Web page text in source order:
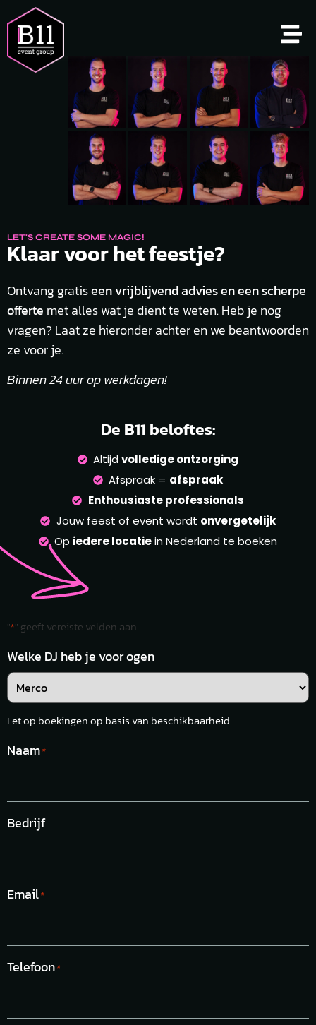
LET'S CREATE SOME MAGIC!
Klaar voor het feestje?
Ontvang gratiseen vrijblijvend advies en een scherpe
offerte met alles wat je dient te weten. Heb je nog
vragen? Laat ze hieronder achter en we beantwoorden
ze voor je.
Binnen 24 uur op werkdagen!
De B11 beloftes:
Altijdvolledige ontzorging
Afspraak = afspraak
Enthousiaste professionals
Jouw feest of event wordt onvergetelijk
Op iedere locatiein Nederland te boeken
"*" geeft vereiste velden aan
Welke DJ heb je voor ogen
Let op boekingen op basis van beschikbaarheid.
Naam*
Bedrijf
Email*
Telefoon*